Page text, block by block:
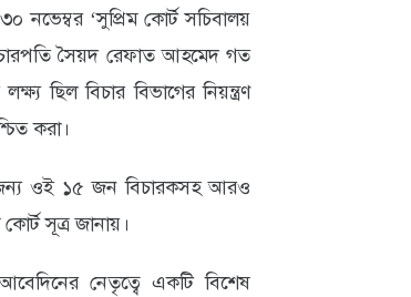
নভেম্বর ‘সুপ্রিম কোর্ট সচিবালয়
সৈয়দ রেফাত আহমেদ গত
ছিল বিচার বিভাগের নিয়ন্ত্রণ
করা।
জন্য ওই ১৫ জন বিচারকসহ আরও
সূত্র জানায়।
নেতৃত্বে একটি বিশেষ